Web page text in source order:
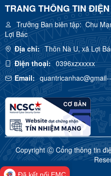
TRANG THÔNG TIN
Trưởng Ban biên tập:Chu
Lợi Bác
Địa chỉ: Thôn Nà U, xã Lợi
Điện thoại: 0396xzxxxxx
Email:
Copyright Ⓒ Cổng thông tin